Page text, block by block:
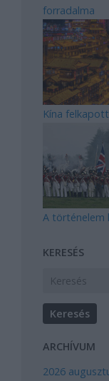
forradalma
Kína
A történelem
KERESÉS
ARCHÍVUM
2026